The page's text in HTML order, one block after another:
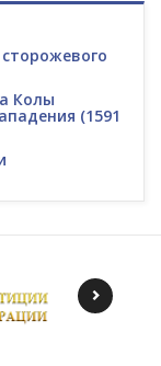
Колы
(1591